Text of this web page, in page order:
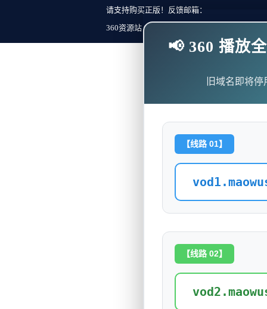
请支持购买正版！反馈邮箱：
360资源站 Copyright ©2018-2023 All Rights
📢 360 播放
旧域名即将
【线路 01】
【线路 02】